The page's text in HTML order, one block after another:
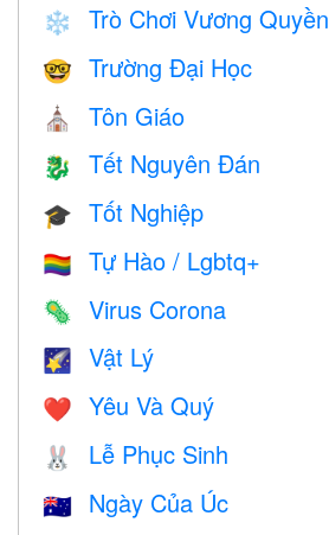
❄️ Trò Chơi Vương Quyền
🤓 Trường Đại Học
⛪️ Tôn Giáo
🐉 Tết Nguyên Đán
🎓 Tốt Nghiệp
🏳️‍🌈 Tự Hào / Lgbtq+
🦠 Virus Corona
🌠 Vật Lý
❤️️ Yêu Và Quý
🐰 Lễ Phục Sinh
🇦🇺 Ngày Của Úc